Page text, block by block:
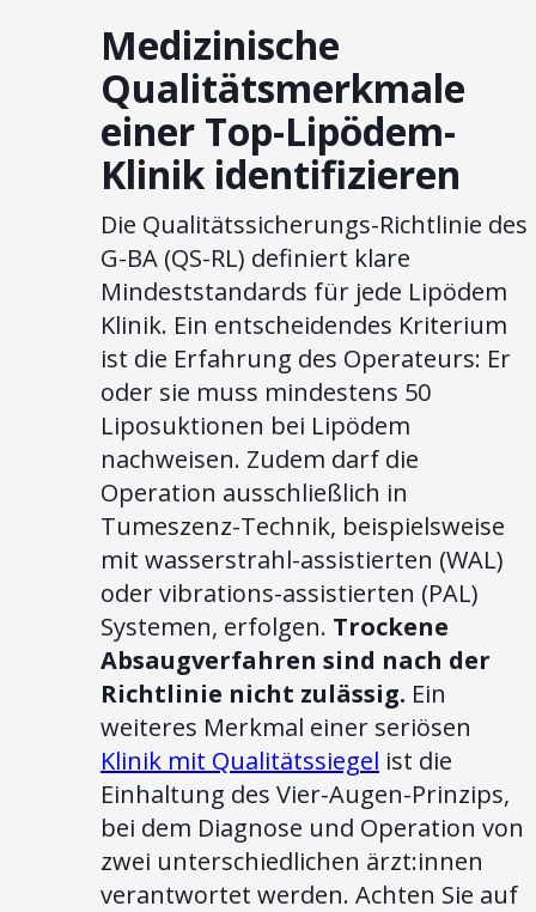
Medizinische
Qualitätsmerkmale
einer Top-Lipödem-
Klinik identifizieren
Die Qualitätssicherungs-Richtlinie des
G-BA (QS-RL) definiert klare
Mindeststandards für jede Lipödem
Klinik. Ein entscheidendes Kriterium
ist die Erfahrung des Operateurs: Er
oder sie muss mindestens 50
Liposuktionen bei Lipödem
nachweisen. Zudem darf die
Operation ausschließlich in
Tumeszenz-Technik, beispielsweise
mit wasserstrahl-assistierten (WAL)
oder vibrations-assistierten (PAL)
Systemen, erfolgen. Trockene
Absaugverfahren sind nach der
Richtlinie nicht zulässig. Ein
weiteres Merkmal einer seriösen
Klinik mit Qualitätssiegel ist die
Einhaltung des Vier-Augen-Prinzips,
bei dem Diagnose und Operation von
zwei unterschiedlichen ärzt:innen
verantwortet werden. Achten Sie auf